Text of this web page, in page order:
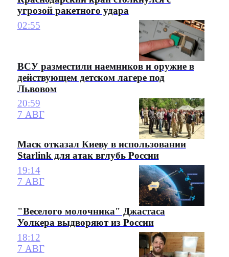
угрозой ракетного удара
02:55
ВСУ разместили наемников и оружие в
действующем детском лагере под
Львовом
20:59
7 АВГ
Маск отказал Киеву в использовании
Starlink для атак вглубь России
19:14
7 АВГ
"Веселого молочника" Джастаса
Уолкера выдворяют из России
18:12
7 АВГ